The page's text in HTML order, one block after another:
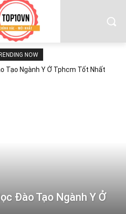
NOW
Tạo Ngành Y Ở Tphcm Tốt Nhất
Đào Tạo Ngành Y Ở